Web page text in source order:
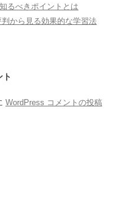
るべきポイントとは
から見る効果的な学習法
WordPress コメントの投稿